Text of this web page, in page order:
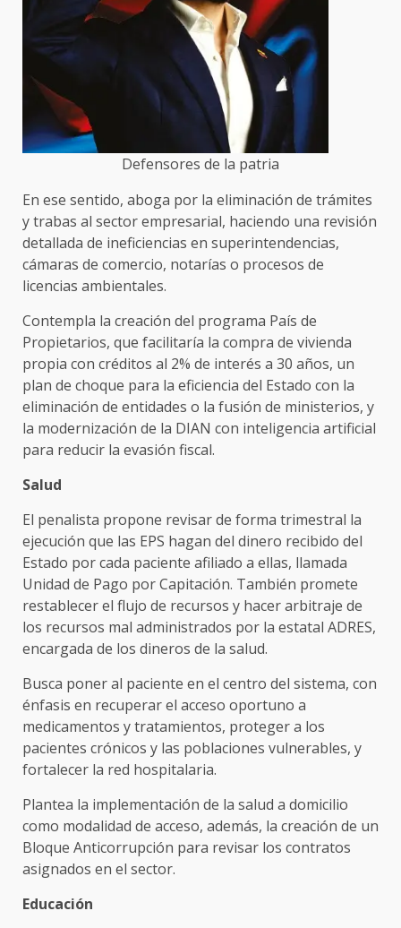
Defensores de la patria
En ese sentido, aboga por la eliminación de trámites
y trabas al sector empresarial, haciendo una revisión
detallada de ineficiencias en superintendencias,
cámaras de comercio, notarías o procesos de
licencias ambientales.
Contempla la creación del programa País de
Propietarios, que facilitaría la compra de vivienda
propia con créditos al 2% de interés a 30 años, un
plan de choque para la eficiencia del Estado con la
eliminación de entidades o la fusión de ministerios, y
la modernización de la DIAN con inteligencia artificial
para reducir la evasión fiscal.
Salud
El penalista propone revisar de forma trimestral la
ejecución que las EPS hagan del dinero recibido del
Estado por cada paciente afiliado a ellas, llamada
Unidad de Pago por Capitación. También promete
restablecer el flujo de recursos y hacer arbitraje de
los recursos mal administrados por la estatal ADRES,
encargada de los dineros de la salud.
Busca poner al paciente en el centro del sistema, con
énfasis en recuperar el acceso oportuno a
medicamentos y tratamientos, proteger a los
pacientes crónicos y las poblaciones vulnerables, y
fortalecer la red hospitalaria.
Plantea la implementación de la salud a domicilio
como modalidad de acceso, además, la creación de un
Bloque Anticorrupción para revisar los contratos
asignados en el sector.
Educación